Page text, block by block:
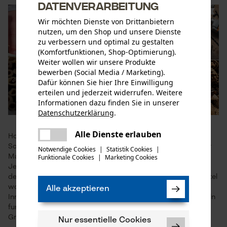
Hohle Stäbe sind dabei ideal für Bienen, Zweige für
Schmetterlinge, Stroh für Fliegen und Zapfen für Spinnen oder
Marienkäfer.
Je abwechslungsreicher ihr die einzelnen Räume gestaltet,
desto mehr unterschiedliche Insekten fühlen sich in eurem Hotel
wohl. Sobald eure Räume fertig sind, könnt ihr den gesamten
Innenraum mit einem Drahtgeflecht – das als Schutz vor Vögeln
fungiert – abdecken. Dieses befestigt ihr an den Seiten des
Grundgerüstes mit einem Tacker.
Datenverarbeitung
Wir möchten Dienste von Drittanbietern
nutzen, um den Shop und unsere Dienste
zu verbessern und optimal zu gestalten
(Komfortfunktionen, Shop-Optimierung).
Weiter wollen wir unsere Produkte
bewerben (Social Media / Marketing).
Dafür können Sie hier Ihre Einwilligung
erteilen und jederzeit widerrufen. Weitere
Informationen dazu finden Sie in unserer
Datenschutzerklärung.
Alle Dienste erlauben
Notwendige Cookies | Statistik Cookies |
Funktionale Cookies | Marketing Cookies
Alle akzeptieren
Nur essentielle Cookies
Es ist ein Fehler aufgetreten. Bitte
versuchen Sie es erneut.
mail